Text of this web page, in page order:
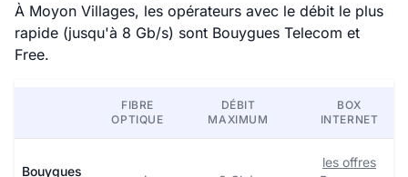
À Moyon Villages, les opérateurs avec le débit le plus
rapide (jusqu'à 8 Gb/s) sont Bouygues Telecom et
Free.
FIBRE
OPTIQUE
DÉBIT
MAXIMUM
BOX
INTERNET
Bouygues
les offres